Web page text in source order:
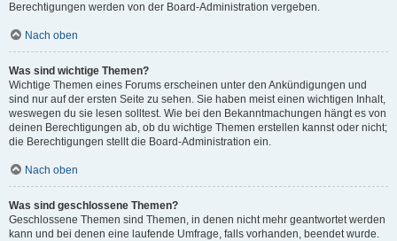
Berechtigungen werden von der Board-Administration vergeben.
Nach oben
Was sind wichtige Themen?
Wichtige Themen eines Forums erscheinen unter den Ankündigungen und
sind nur auf der ersten Seite zu sehen. Sie haben meist einen wichtigen Inhalt,
weswegen du sie lesen solltest. Wie bei den Bekanntmachungen hängt es von
deinen Berechtigungen ab, ob du wichtige Themen erstellen kannst oder nicht;
die Berechtigungen stellt die Board-Administration ein.
Nach oben
Was sind geschlossene Themen?
Geschlossene Themen sind Themen, in denen nicht mehr geantwortet werden
kann und bei denen eine laufende Umfrage, falls vorhanden, beendet wurde.